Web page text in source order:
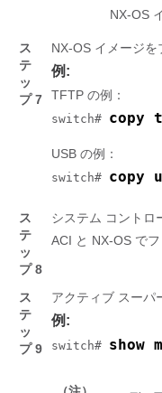
NX-OS
ス
テ
ッ
プ 7
NX-OS イメージ
例:
TFTP の例：
switch#
USB の例：
switch# copy
ス
テ
ッ
プ 8
システム コントロ
ACI と NX-OS で
ス
テ
ッ
プ 9
アクティブ スーパ
例:
switch# show